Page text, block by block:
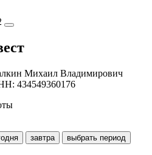
Михаил Владимирович
434549360176
завтра выбрать период